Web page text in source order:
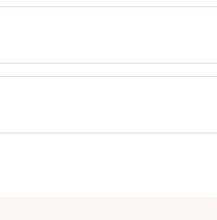
Glycol/Trimellitic Anhydride
Adipic Acid/Fumaric Acid/
Aluminum Hydroxide,
kuleczki, które pomagają